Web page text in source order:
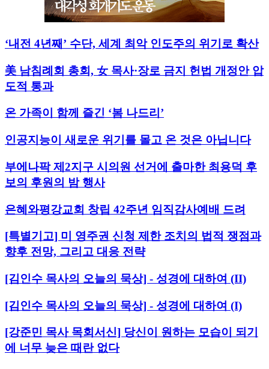
‘내전 4년째’ 수단, 세계 최악 인도주의 위기로 확산
美 남침례회 총회, 女 목사·장로 금지 헌법 개정안 압
도적 통과
온 가족이 함께 즐긴 ‘봄 나드리’
인공지능이 새로운 위기를 몰고 온 것은 아닙니다
부에나팍 제2지구 시의원 선거에 출마한 최용덕 후
보의 후원의 밤 행사
은혜와평강교회 창립 42주년 임직감사예배 드려
[특별기고] 미 영주권 신청 제한 조치의 법적 쟁점과
향후 전망, 그리고 대응 전략
[김인수 목사의 오늘의 묵상] - 성경에 대하여 (II)
[김인수 목사의 오늘의 묵상] - 성경에 대하여 (I)
[강준민 목사 목회서신] 당신이 원하는 모습이 되기
에 너무 늦은 때란 없다